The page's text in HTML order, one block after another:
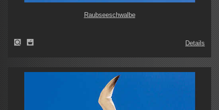
Raubseeschwalbe
Details